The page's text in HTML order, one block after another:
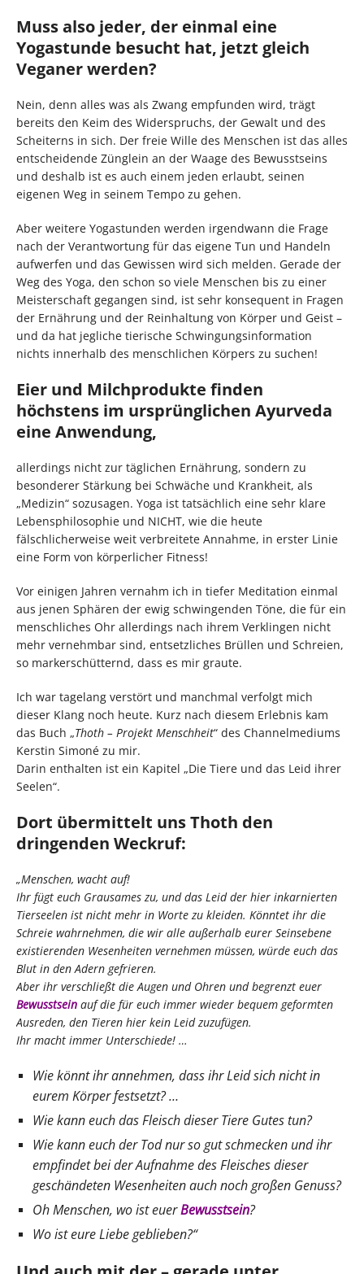
Muss also jeder, der einmal eine
Yogastunde besucht hat, jetzt gleich
Veganer werden?
Nein, denn alles was als Zwang empfunden wird, trägt
bereits den Keim des Widerspruchs, der Gewalt und des
Scheiterns in sich. Der freie Wille des Menschen ist das alles
entscheidende Zünglein an der Waage des Bewusstseins
und deshalb ist es auch einem jeden erlaubt, seinen
eigenen Weg in seinem Tempo zu gehen.
Aber weitere Yogastunden werden irgendwann die Frage
nach der Verantwortung für das eigene Tun und Handeln
aufwerfen und das Gewissen wird sich melden. Gerade der
Weg des Yoga, den schon so viele Menschen bis zu einer
Meisterschaft gegangen sind, ist sehr konsequent in Fragen
der Ernährung und der Reinhaltung von Körper und Geist –
und da hat jegliche tierische Schwingungsinformation
nichts innerhalb des menschlichen Körpers zu suchen!
Eier und Milchprodukte finden
höchstens im ursprünglichen Ayurveda
eine Anwendung,
allerdings nicht zur täglichen Ernährung, sondern zu
besonderer Stärkung bei Schwäche und Krankheit, als
„Medizin“ sozusagen. Yoga ist tatsächlich eine sehr klare
Lebensphilosophie und NICHT, wie die heute
fälschlicherweise weit verbreitete Annahme, in erster Linie
eine Form von körperlicher Fitness!
Vor einigen Jahren vernahm ich in tiefer Meditation einmal
aus jenen Sphären der ewig schwingenden Töne, die für ein
menschliches Ohr allerdings nach ihrem Verklingen nicht
mehr vernehmbar sind, entsetzliches Brüllen und Schreien,
so markerschütternd, dass es mir graute.
Ich war tagelang verstört und manchmal verfolgt mich
dieser Klang noch heute. Kurz nach diesem Erlebnis kam
das Buch „Thoth – Projekt Menschheit“ des Channelmediums
Kerstin Simoné zu mir.
Darin enthalten ist ein Kapitel „Die Tiere und das Leid ihrer
Seelen“.
Dort übermittelt uns Thoth den
dringenden Weckruf:
„Menschen, wacht auf!
Ihr fügt euch Grausames zu, und das Leid der hier inkarnierten
Tierseelen ist nicht mehr in Worte zu kleiden. Könntet ihr die
Schreie wahrnehmen, die wir alle außerhalb eurer Seinsebene
existierenden Wesenheiten vernehmen müssen, würde euch das
Blut in den Adern gefrieren.
Aber ihr verschließt die Augen und Ohren und begrenzt euer
Bewusstsein auf die für euch immer wieder bequem geformten
Ausreden, den Tieren hier kein Leid zuzufügen.
Ihr macht immer Unterschiede! …
Wie könnt ihr annehmen, dass ihr Leid sich nicht in
eurem Körper festsetzt? …
Wie kann euch das Fleisch dieser Tiere Gutes tun?
Wie kann euch der Tod nur so gut schmecken und ihr
empfindet bei der Aufnahme des Fleisches dieser
geschändeten Wesenheiten auch noch großen Genuss?
Oh Menschen, wo ist euerBewusstsein?
Wo ist eure Liebe geblieben?“